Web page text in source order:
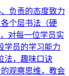
负责的态度致力
个层书法（硬
对每一位学员实
学员的学习能力
法，趣味口诀
观察思维，教会